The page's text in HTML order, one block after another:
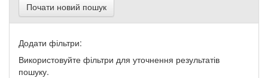
Почати новий пошук
Додати фільтри:
Використовуйте фільтри для уточнення результатів
пошуку.